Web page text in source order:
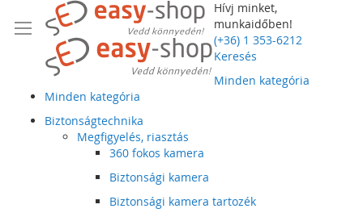
Hívj minket,
munkaidőben!
(+36) 1 353-6212
Keresés
Minden kategória
Minden kategória
Biztonságtechnika
Megfigyelés, riasztás
360 fokos kamera
Biztonsági kamera
Biztonsági kamera tartozék